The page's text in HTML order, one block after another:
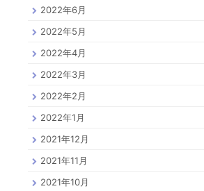
2022年6月
2022年5月
2022年4月
2022年3月
2022年2月
2022年1月
2021年12月
2021年11月
2021年10月